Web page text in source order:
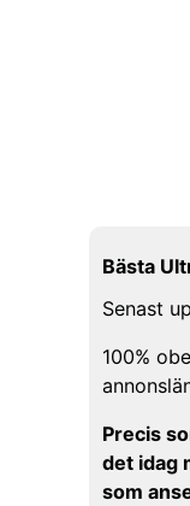
Bästa
Senast
100%
Precis
det idag
som